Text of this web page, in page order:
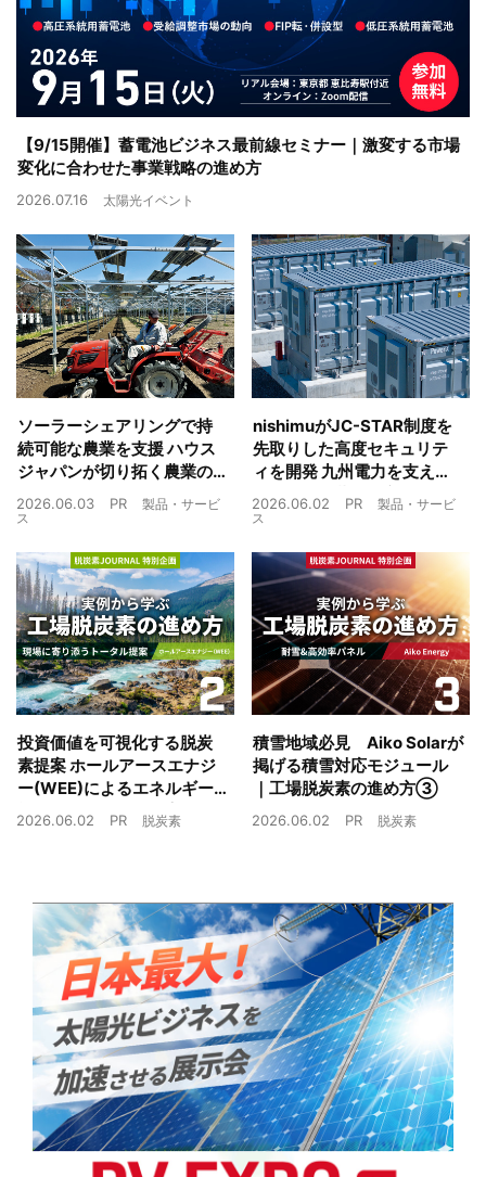
【9/15開催】蓄電池ビジネス最前線セミナー｜激変する市場
変化に合わせた事業戦略の進め方
2026.07.16 太陽光イベント
ソーラーシェアリングで持
続可能な農業を支援 ハウス
ジャパンが切り拓く農業の
未来
2026.06.03 PR
製品・サービ
ス
nishimuがJC-STAR制度を
先取りした高度セキュリテ
ィを開発 九州電力を支えた
制御技術を蓄電池市場へ
2026.06.02 PR
製品・サービ
ス
投資価値を可視化する脱炭
素提案 ホールアースエナジ
ー(WEE)によるエネルギー
戦略とは｜工場脱炭素の進
2026.06.02 PR 脱炭素
積雪地域必見 Aiko Solarが
掲げる積雪対応モジュール
｜工場脱炭素の進め方③
2026.06.02 PR 脱炭素